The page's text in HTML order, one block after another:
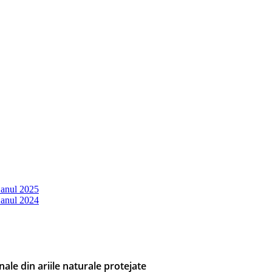
2025
2024
din ariile naturale protejate